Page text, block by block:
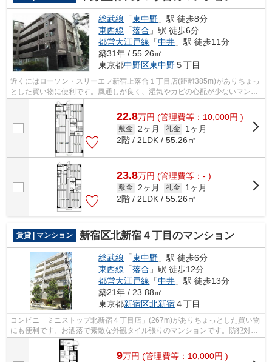
総武線 「東中野 」駅 徒歩8分
東西線 「落合 」駅 徒歩6分
都営大江戸線 「中井 」駅 徒歩11分
築31年 / 55.26㎡
東京都中野区東中野５丁目
近くにはローソン・スリーエフ新宿上落合１丁目店(距離385m)がありちょっ
とした買い物に便利です。風通しが良く、湿気やカビの心配が少ないマンシ
ョンです。設備やレイアウトにもこだ...
22.8万円 (管理費等：10,000円 )
敷金 2ヶ月 礼金
1ヶ月
2階 / 2LDK / 55.26㎡
23.8万円 (管理費等：- )
敷金 2ヶ月 礼金
1ヶ月
2階 / 2LDK / 55.26㎡
賃貸 | マンション 新宿区北新宿４丁目のマンション
総武線 「東中野 」駅 徒歩6分
東西線 「落合 」駅 徒歩12分
都営大江戸線 「中井 」駅 徒歩13分
築21年 / 23.88㎡
東京都新宿区北新宿４丁目
コンビニ「ミニストップ北新宿４丁目店」(267m)がありちょっとした買い物
にも便利です。お洒落で素敵な外観タイル張りのマンションです。防犯対策
の行き届いた造りがポイント。譲れな...
9万円 (管理費等：10,000円 )